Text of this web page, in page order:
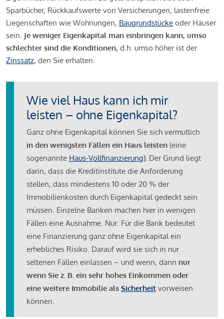
Sparbücher, Rückkaufswerte von Versicherungen, lastenfreie
Liegenschaften wie Wohnungen, Baugrundstücke oder Häuser
sein. Je weniger Eigenkapital man einbringen kann, umso
schlechter sind die Konditionen, d.h. umso höher ist der
Zinssatz, den Sie erhalten.
Wie viel Haus kann ich mir
leisten – ohne Eigenkapital?
Ganz ohne Eigenkapital können Sie sich vermutlich
in den wenigsten Fällen ein Haus leisten (eine
sogenannte Haus-Vollfinanzierung). Der Grund liegt
darin, dass die Kreditinstitute die Anforderung
stellen, dass mindestens 10 oder 20 % der
Immobilienkosten durch Eigenkapital gedeckt sein
müssen. Einzelne Banken machen hier in wenigen
Fällen eine Ausnahme. Nur: Für die Bank bedeutet
eine Finanzierung ganz ohne Eigenkapital ein
erhebliches Risiko. Darauf wird sie sich in nur
seltenen Fällen einlassen – und wenn, dann nur
wenn Sie z. B. ein sehr hohes Einkommen oder
eine weitere Immobilie als Sicherheit vorweisen
können.